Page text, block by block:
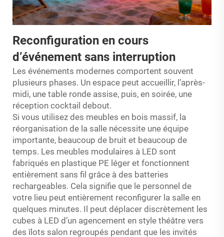
Reconfiguration en cours
d’événement sans interruption
Les événements modernes comportent souvent
plusieurs phases. Un espace peut accueillir, l’après-
midi, une table ronde assise, puis, en soirée, une
réception cocktail debout.
Si vous utilisez des meubles en bois massif, la
réorganisation de la salle nécessite une équipe
importante, beaucoup de bruit et beaucoup de
temps. Les meubles modulaires à LED sont
fabriqués en plastique PE léger et fonctionnent
entièrement sans fil grâce à des batteries
rechargeables. Cela signifie que le personnel de
votre lieu peut entièrement reconfigurer la salle en
quelques minutes. Il peut déplacer discrètement les
cubes à LED d’un agencement en style théâtre vers
des îlots salon regroupés pendant que les invités